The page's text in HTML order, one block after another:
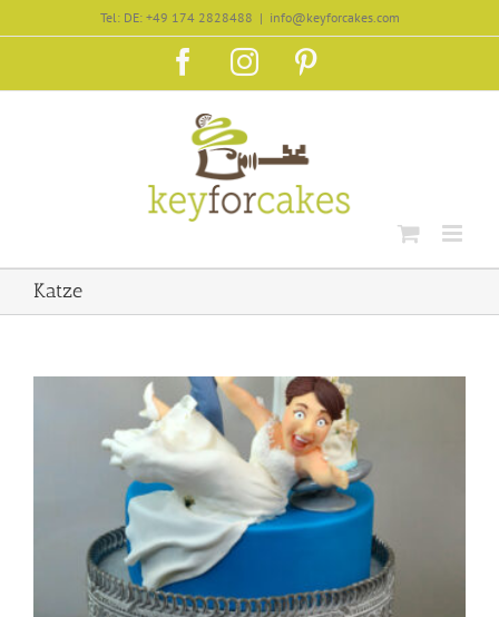
Inhalt
Tel: DE: +49 174 2828488 | info@keyforcakes.com
FacebookInstagram
Katze